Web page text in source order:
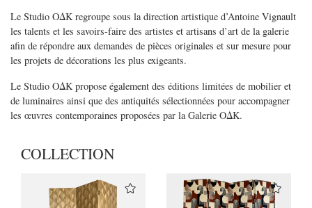
Le Studio OΔK regroupe sous la direction artistique d’Antoine Vignault
les talents et les savoirs-faire des artistes et artisans d’art de la galerie
afin de répondre aux demandes de pièces originales et sur mesure pour
les projets de décorations les plus exigeants.
Le Studio OΔK propose également des éditions limitées de mobilier et
de luminaires ainsi que des antiquités sélectionnées pour accompagner
les œuvres contemporaines proposées par la Galerie OΔK.
COLLECTION